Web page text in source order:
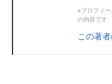
※プロフィ
の内容です
この著